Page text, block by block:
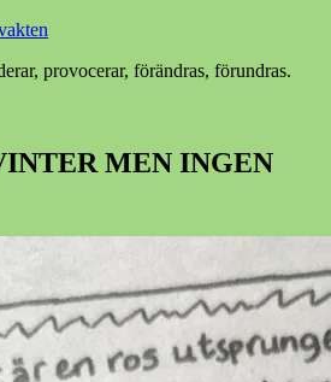
provocerar, förändras, förundras.
MEN INGEN